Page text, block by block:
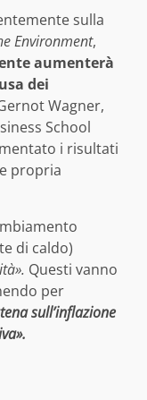
sulla
Environment,
aumenterà
dei
Wagner,
School
i risultati
propria
di caldo)
Questi vanno
per
sull’inflazione